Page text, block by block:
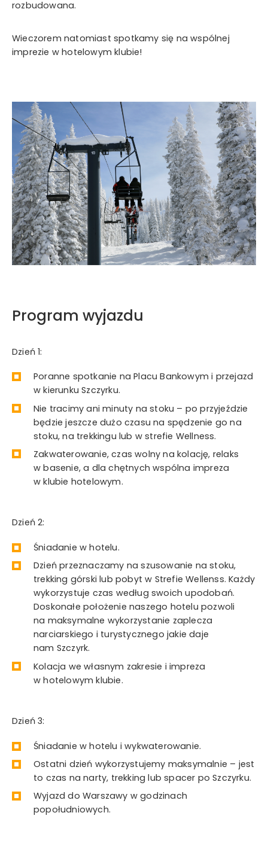
rozbudowana.
Wieczorem natomiast spotkamy się na wspólnej
imprezie w hotelowym klubie!
Program wyjazdu
Dzień 1:
Poranne spotkanie na Placu Bankowym i przejazd
w kierunku Szczyrku.
Nie tracimy ani minuty na stoku – po przyjeździe
będzie jeszcze dużo czasu na spędzenie go na
stoku, na trekkingu lub w strefie Wellness.
Zakwaterowanie, czas wolny na kolację, relaks
w basenie, a dla chętnych wspólna impreza
w klubie hotelowym.
Dzień 2:
Śniadanie w hotelu.
Dzień przeznaczamy na szusowanie na stoku,
trekking górski lub pobyt w Strefie Wellenss. Każdy
wykorzystuje czas według swoich upodobań.
Doskonałe położenie naszego hotelu pozwoli
na maksymalne wykorzystanie zaplecza
narciarskiego i turystycznego jakie daje
nam Szczyrk.
Kolacja we własnym zakresie i impreza
w hotelowym klubie.
Dzień 3:
Śniadanie w hotelu i wykwaterowanie.
Ostatni dzień wykorzystujemy maksymalnie – jest
to czas na narty, trekking lub spacer po Szczyrku.
Wyjazd do Warszawy w godzinach
popołudniowych.